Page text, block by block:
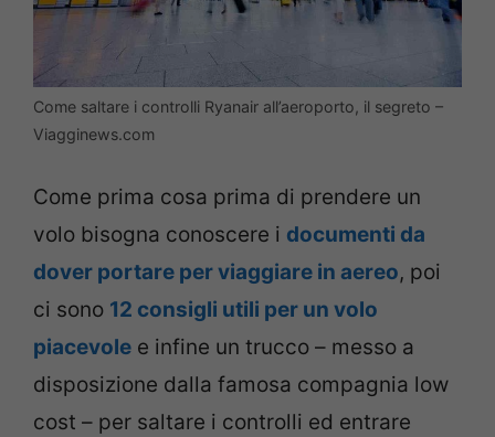
Come saltare i controlli Ryanair all’aeroporto, il segreto –
Viagginews.com
Come prima cosa prima di prendere un
volo bisogna conoscere i documenti da
dover portare per viaggiare in aereo, poi
ci sono 12 consigli utili per un volo
piacevole e infine un trucco – messo a
disposizione dalla famosa compagnia low
cost – per saltare i controlli ed entrare